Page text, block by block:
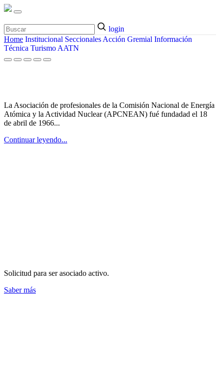
login
Home Institucional Seccionales Acción Gremial Información
Técnica Turismo AATN
La Asociación de profesionales de la Comisión Nacional de Energía
Atómica y la Actividad Nuclear (APCNEAN) fué fundadad el 18
de abril de 1966...
Continuar leyendo...
Solicitud para ser asociado activo.
Saber más